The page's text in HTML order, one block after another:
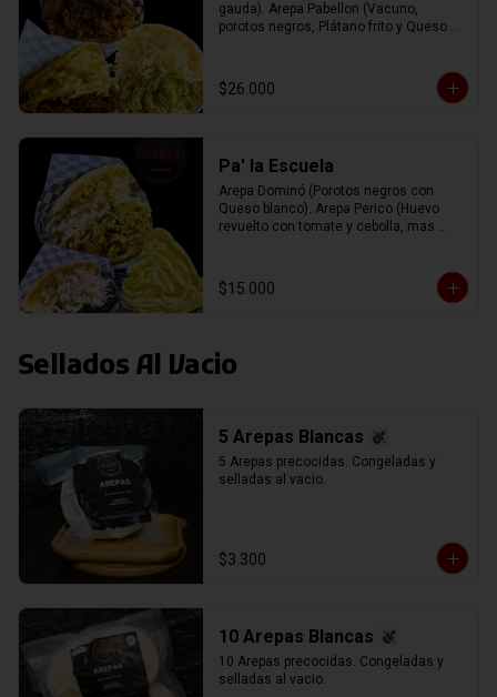
gauda). Arepa Pabellon (Vacuno,
porotos negros, Plátano frito y Queso
$26.000
Pa' la Escuela
Arepa Dominó (Porotos negros con
Queso blanco). Arepa Perico (Huevo
revuelto con tomate y cebolla, mas
$15.000
Sellados Al Vacio
5 Arepas Blancas
5 Arepas precocidas. Congeladas y
selladas al vacio.
$3.300
10 Arepas Blancas
10 Arepas precocidas. Congeladas y
selladas al vacio.